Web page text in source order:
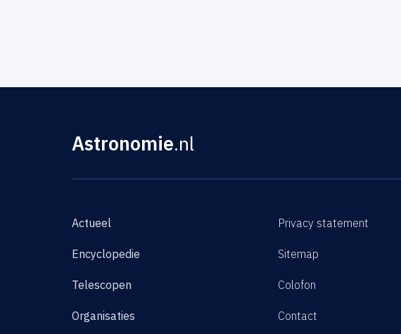
Astronomie.nl
Actueel
Encyclopedie
Telescopen
Organisaties
Privacy statement
Sitemap
Colofon
Contact